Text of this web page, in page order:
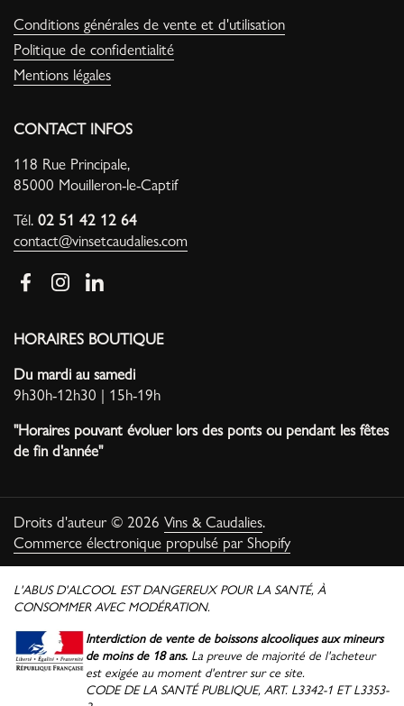
Conditions générales de vente et d'utilisation
Politique de confidentialité
Mentions légales
CONTACT INFOS
118 Rue Principale,
85000 Mouilleron-le-Captif
Tél. 02 51 42 12 64
contact@vinsetcaudalies.com
FacebookInstagramLinkedIn
HORAIRES BOUTIQUE
Du mardi au samedi
9h30h-12h30 | 15h-19h
"Horaires pouvant évoluer lors des ponts ou pendant les fêtes
de fin d'année"
Droits d'auteur © 2026 Vins & Caudalies.
Commerce électronique propulsé par Shopify
L'ABUS D'ALCOOL EST DANGEREUX POUR LA SANTÉ, À
CONSOMMER AVEC MODÉRATION.
Interdiction de vente de boissons alcooliques aux mineurs
de moins de 18 ans. La preuve de majorité de l'acheteur
est exigée au moment d'entrer sur ce site.
CODE DE LA SANTÉ PUBLIQUE, ART. L3342-1 ET L3353-